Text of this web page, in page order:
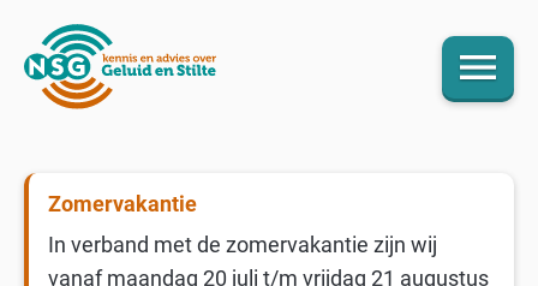
menu
Zomervakantie
In verband met de zomervakantie zijn wij
vanaf maandag 20 juli t/m vrijdag 21 augustus